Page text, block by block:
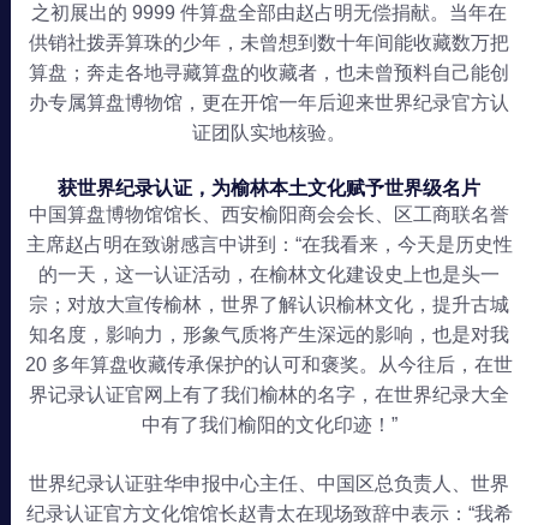
之初展出的 9999 件算盘全部由赵占明无偿捐献。当年在
供销社拨弄算珠的少年，未曾想到数十年间能收藏数万把
算盘；奔走各地寻藏算盘的收藏者，也未曾预料自己能创
办专属算盘博物馆，更在开馆一年后迎来世界纪录官方认
证团队实地核验。
获世界纪录认证，为榆林本土文化赋予世界级名片
中国算盘博物馆馆长、西安榆阳商会会长、区工商联名誉
主席赵占明在致谢感言中讲到：“在我看来，今天是历史性
的一天，这一认证活动，在榆林文化建设史上也是头一
宗；对放大宣传榆林，世界了解认识榆林文化，提升古城
知名度，影响力，形象气质将产生深远的影响，也是对我
20 多年算盘收藏传承保护的认可和褒奖。从今往后，在世
界记录认证官网上有了我们榆林的名字，在世界纪录大全
中有了我们榆阳的文化印迹！”
世界纪录认证驻华申报中心主任、中国区总负责人、世界
纪录认证官方文化馆馆长赵青太在现场致辞中表示：“我希